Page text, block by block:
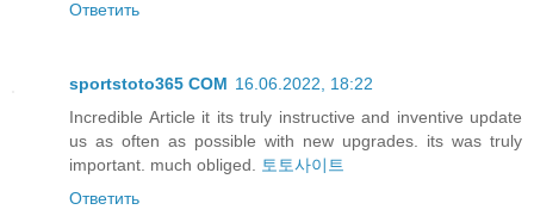
Ответить
sportstoto365 COM 16.06.2022, 18:22
Incredible Article it its truly instructive and inventive update
us as often as possible with new upgrades. its was truly
important. much obliged. 토토사이트
Ответить